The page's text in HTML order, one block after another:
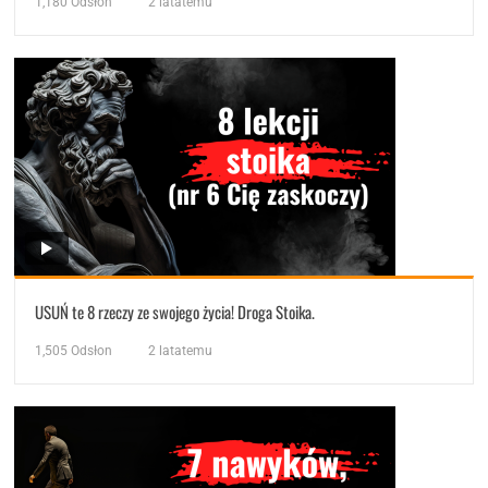
USUŃ te 8 rzeczy ze swojego życia! Droga Stoika.
1,505 Odsłon 2 latatemu